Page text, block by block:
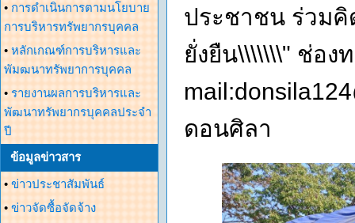
• การดำเนินการตามนโยบาย
การบริหารทรัพยากรบุคคล
• หลักเกณฑ์การบริหารและ
พัมฒนาทรัพยาการบุคคล
• รายงานผลการบริหารและ
พัฒนาทรัพยากรบุคคลประจำ
ปี
ข้อมูลข่าวสาร
• ข่าวประชาสัมพันธ์
• ข่าวจัดซื้อจัดจ้าง
ประชาชน ร่วม
ยั่งยืน\\\\\\\" ช่อง
ดอนศิลา